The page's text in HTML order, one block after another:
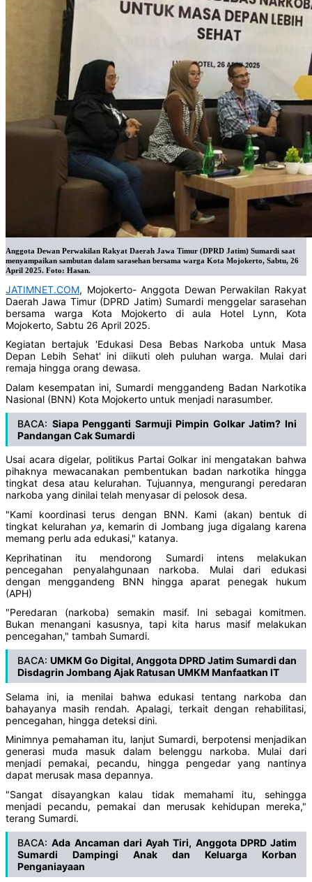
Anggota Dewan Perwakilan Rakyat Daerah Jawa Timur (DPRD Jatim) Sumardi saat
menyampaikan sambutan dalam sarasehan bersama warga Kota Mojokerto, Sabtu, 26
April 2025. Foto: Hasan.
JATIMNET.COM, Mojokerto- Anggota Dewan Perwakilan Rakyat
Daerah Jawa Timur (DPRD Jatim) Sumardi menggelar sarasehan
bersama warga Kota Mojokerto di aula Hotel Lynn, Kota
Mojokerto, Sabtu 26 April 2025.
Kegiatan bertajuk 'Edukasi Desa Bebas Narkoba untuk Masa
Depan Lebih Sehat' ini diikuti oleh puluhan warga. Mulai dari
remaja hingga orang dewasa.
Dalam kesempatan ini, Sumardi menggandeng Badan Narkotika
Nasional (BNN) Kota Mojokerto untuk menjadi narasumber.
BACA: Siapa Pengganti Sarmuji Pimpin Golkar Jatim? Ini
Pandangan Cak Sumardi
Usai acara digelar, politikus Partai Golkar ini mengatakan bahwa
pihaknya mewacanakan pembentukan badan narkotika hingga
tingkat desa atau kelurahan. Tujuannya, mengurangi peredaran
narkoba yang dinilai telah menyasar di pelosok desa.
"Kami koordinasi terus dengan BNN. Kami (akan) bentuk di
tingkat kelurahan ya, kemarin di Jombang juga digalang karena
memang perlu ada edukasi," katanya.
Keprihatinan itu mendorong Sumardi intens melakukan
pencegahan penyalahgunaan narkoba. Mulai dari edukasi
dengan menggandeng BNN hingga aparat penegak hukum
(APH)
"Peredaran (narkoba) semakin masif. Ini sebagai komitmen.
Bukan menangani kasusnya, tapi kita harus masif melakukan
pencegahan," tambah Sumardi.
BACA: UMKM Go Digital, Anggota DPRD Jatim Sumardi dan
Disdagrin Jombang Ajak Ratusan UMKM Manfaatkan IT
Selama ini, ia menilai bahwa edukasi tentang narkoba dan
bahayanya masih rendah. Apalagi, terkait dengan rehabilitasi,
pencegahan, hingga deteksi dini.
Minimnya pemahaman itu, lanjut Sumardi, berpotensi menjadikan
generasi muda masuk dalam belenggu narkoba. Mulai dari
menjadi pemakai, pecandu, hingga pengedar yang nantinya
dapat merusak masa depannya.
"Sangat disayangkan kalau tidak memahami itu, sehingga
menjadi pecandu, pemakai dan merusak kehidupan mereka,"
terang Sumardi.
BACA:Ada Ancaman dari Ayah Tiri, Anggota DPRD Jatim
Sumardi Dampingi Anak dan Keluarga Korban
Penganiayaan